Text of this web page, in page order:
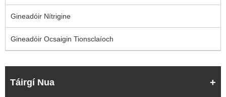
Gineadóir Nítrigine
Gineadóir Ocsaigin Tionsclaíoch
Táirgí Nua